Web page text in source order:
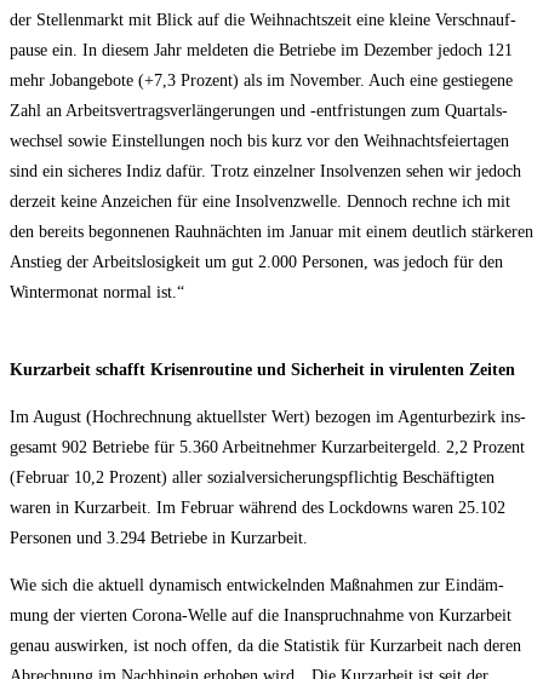
der Stel­len­markt mit Blick auf die Weih­nachts­zeit eine klei­ne Ver­schnauf­
pau­se ein. In die­sem Jahr mel­de­ten die Betrie­be im Dezem­ber jedoch 121
mehr Job­an­ge­bo­te (+7,3 Pro­zent) als im Novem­ber. Auch eine gestie­ge­ne
Zahl an Arbeits­ver­trags­ver­län­ge­run­gen und ‑ent­fris­tun­gen zum Quar­tals­
wech­sel sowie Ein­stel­lun­gen noch bis kurz vor den Weih­nachts­fei­er­ta­gen
sind ein siche­res Indiz dafür. Trotz ein­zel­ner Insol­ven­zen sehen wir jedoch
der­zeit kei­ne Anzei­chen für eine Insol­venz­wel­le. Den­noch rech­ne ich mit
den bereits begon­ne­nen Rauh­näch­ten im Janu­ar mit einem deut­lich stär­ke­ren
Anstieg der Arbeits­lo­sig­keit um gut 2.000 Per­so­nen, was jedoch für den
Win­ter­mo­nat nor­mal ist.“
Kurz­ar­beit schafft Kri­sen­rou­ti­ne und Sicher­heit in viru­len­ten Zeiten
Im August (Hoch­rech­nung aktu­ells­ter Wert) bezo­gen im Agen­tur­be­zirk ins­
ge­samt 902 Betrie­be für 5.360 Arbeit­neh­mer Kurz­ar­bei­ter­geld. 2,2 Pro­zent
(Febru­ar 10,2 Pro­zent) aller sozi­al­ver­si­che­rungs­pflich­tig Beschäf­tig­ten
waren in Kurz­ar­beit. Im Febru­ar wäh­rend des Lock­downs waren 25.102
Per­so­nen und 3.294 Betrie­be in Kurzarbeit.
Wie sich die aktu­ell dyna­misch ent­wi­ckeln­den Maß­nah­men zur Ein­däm­
mung der vier­ten Coro­na-Wel­le auf die Inan­spruch­nah­me von Kurz­ar­beit
genau aus­wir­ken, ist noch offen, da die Sta­tis­tik für Kurz­ar­beit nach deren